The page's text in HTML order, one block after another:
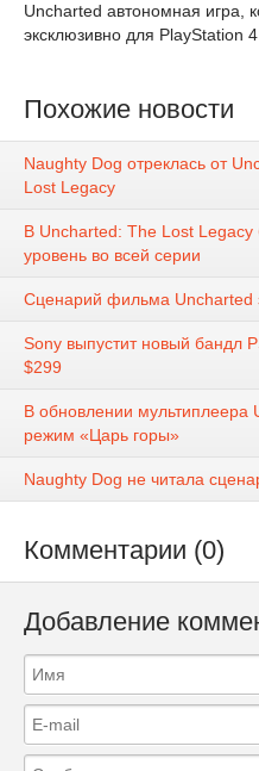
Uncharted автономная игра,
эксклюзивно для PlayStation 4
Похожие новости
Naughty Dog отреклась от
Lost Legacy
В Uncharted: The Lost
уровень во всей серии
Сценарий фильма Uncharted
Sony выпустит новый бандл
$299
В обновлении мультиплеера
режим «Царь горы»
Naughty Dog не читала
Комментарии (0)
Добавление